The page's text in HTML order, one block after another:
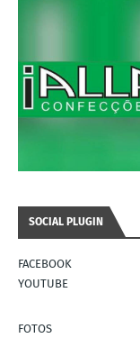
SOCIAL PLUGIN
FACEBOOK
YOUTUBE
FOTOS